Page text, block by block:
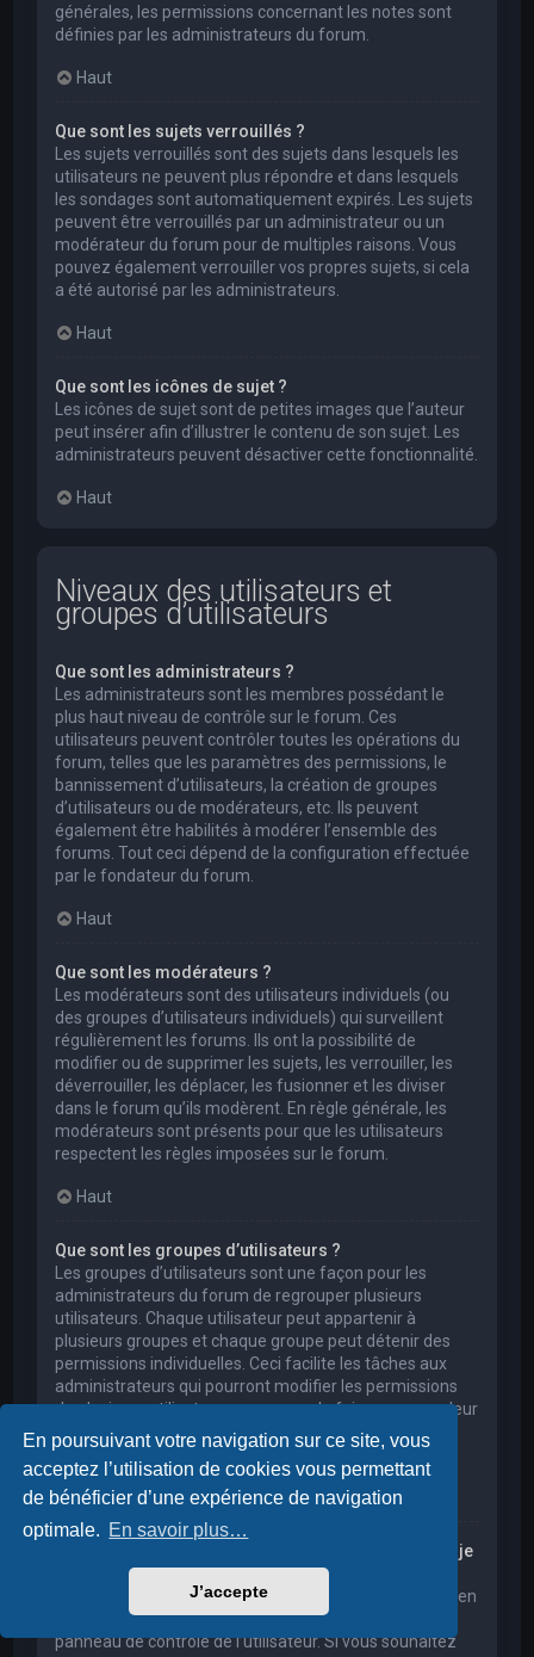
En poursuivant votre navigation sur ce site, vous
acceptez l’utilisation de cookies vous permettant
de bénéficier d’une expérience de navigation
optimale. En savoir plus…
J’accepte
générales, les permissions concernant les notes sont
définies par les administrateurs du forum.
Haut
Que sont les sujets verrouillés ?
Les sujets verrouillés sont des sujets dans lesquels les
utilisateurs ne peuvent plus répondre et dans lesquels
les sondages sont automatiquement expirés. Les sujets
peuvent être verrouillés par un administrateur ou un
modérateur du forum pour de multiples raisons. Vous
pouvez également verrouiller vos propres sujets, si cela
a été autorisé par les administrateurs.
Haut
Que sont les icônes de sujet ?
Les icônes de sujet sont de petites images que l’auteur
peut insérer afin d’illustrer le contenu de son sujet. Les
administrateurs peuvent désactiver cette fonctionnalité.
Haut
Niveaux des utilisateurs et
groupes d’utilisateurs
Que sont les administrateurs ?
Les administrateurs sont les membres possédant le
plus haut niveau de contrôle sur le forum. Ces
utilisateurs peuvent contrôler toutes les opérations du
forum, telles que les paramètres des permissions, le
bannissement d’utilisateurs, la création de groupes
d’utilisateurs ou de modérateurs, etc. Ils peuvent
également être habilités à modérer l’ensemble des
forums. Tout ceci dépend de la configuration effectuée
par le fondateur du forum.
Haut
Que sont les modérateurs ?
Les modérateurs sont des utilisateurs individuels (ou
des groupes d’utilisateurs individuels) qui surveillent
régulièrement les forums. Ils ont la possibilité de
modifier ou de supprimer les sujets, les verrouiller, les
déverrouiller, les déplacer, les fusionner et les diviser
dans le forum qu’ils modèrent. En règle générale, les
modérateurs sont présents pour que les utilisateurs
respectent les règles imposées sur le forum.
Haut
Que sont les groupes d’utilisateurs ?
Les groupes d’utilisateurs sont une façon pour les
administrateurs du forum de regrouper plusieurs
utilisateurs. Chaque utilisateur peut appartenir à
plusieurs groupes et chaque groupe peut détenir des
permissions individuelles. Ceci facilite les tâches aux
administrateurs qui pourront modifier les permissions
de plusieurs utilisateurs en une seule fois, ou encore leur
accorder des pouvoirs de modération, ou bien leur
donner accès à un forum privé.
Haut
Où sont les groupes d’utilisateurs et comment puis-je
en rejoindre un ?
Vous pouvez consulter tous les groupes d’utilisateurs en
cliquant sur le lien « Groupes d’utilisateurs » depuis le
panneau de contrôle de l’utilisateur. Si vous souhaitez